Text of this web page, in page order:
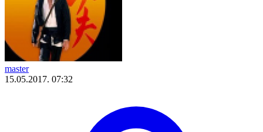
master
15.05.2017. 07:32